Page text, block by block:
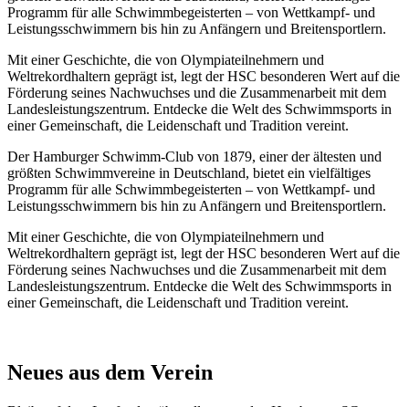
Programm für alle Schwimmbegeisterten – von Wettkampf- und
Leistungsschwimmern bis hin zu Anfängern und Breitensportlern.
Mit einer Geschichte, die von Olympiateilnehmern und
Weltrekordhaltern geprägt ist, legt der HSC besonderen Wert auf die
Förderung seines Nachwuchses und die Zusammenarbeit mit dem
Landesleistungszentrum. Entdecke die Welt des Schwimmsports in
einer Gemeinschaft, die Leidenschaft und Tradition vereint.
Der Hamburger Schwimm-Club von 1879, einer der ältesten und
größten Schwimmvereine in Deutschland, bietet ein vielfältiges
Programm für alle Schwimmbegeisterten – von Wettkampf- und
Leistungsschwimmern bis hin zu Anfängern und Breitensportlern.
Mit einer Geschichte, die von Olympiateilnehmern und
Weltrekordhaltern geprägt ist, legt der HSC besonderen Wert auf die
Förderung seines Nachwuchses und die Zusammenarbeit mit dem
Landesleistungszentrum. Entdecke die Welt des Schwimmsports in
einer Gemeinschaft, die Leidenschaft und Tradition vereint.
Neues aus dem Verein